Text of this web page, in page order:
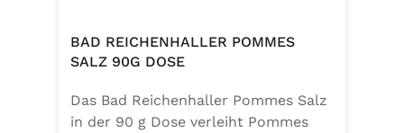
BAD REICHENHALLER POMMES
SALZ 90G DOSE
Das Bad Reichenhaller Pommes Salz
in der 90 g Dose verleiht Pommes